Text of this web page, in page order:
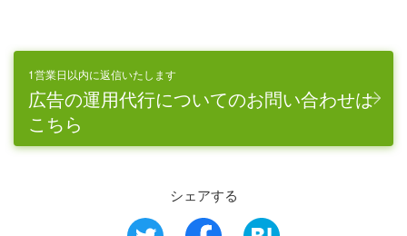
1営業日以内に返信いたします
広告の運用代行についてのお問い合わせは
こちら
シェアする